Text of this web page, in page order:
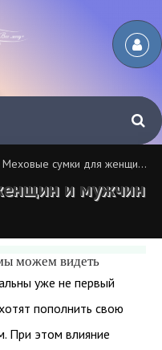
сумки для женщин и мужчин - «Мода»
и мужчин
можем видеть
уже не первый
пополнить свою
При этом влияние